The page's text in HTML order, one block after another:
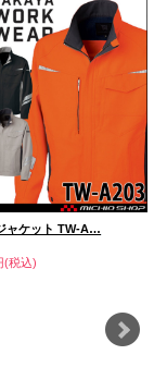
ャケット TW-A…
(税込)